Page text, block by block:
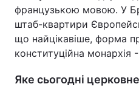
французькою мовою. У
штаб-квартири
що найцікавіше, форма
конституційна монархія
Яке сьогодні